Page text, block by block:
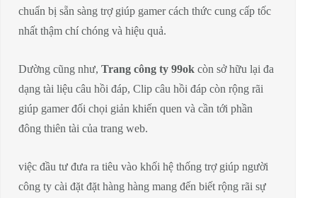
chuẩn bị sẵn sàng trợ giúp gamer cách thức cung cấp tốc
nhất thậm chí chóng và hiệu quả.
Dường cũng như, Trang công ty 99ok còn sở hữu lại đa
dạng tài liệu câu hồi đáp, Clip câu hồi đáp còn rộng rãi
giúp gamer đối chọi giản khiến quen và cần tới phần
đông thiên tài của trang web.
việc đầu tư đưa ra tiêu vào khối hệ thống trợ giúp người
công ty cài đặt đặt hàng hàng mang đến biết rộng rãi sự